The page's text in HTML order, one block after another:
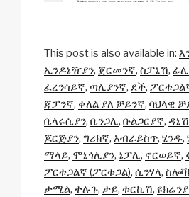
This post is also available in:
ኢንዶኔዥያን ጀርመንኛ ስፓኒሽ
ፈረንሳይኛ ጣሊያንኛ ደች
ጃፓንኛ ቀለል ያለ ቻይንኛ ባህላዊ
ቤላሩሲያን ቤንጋሊ ቡልጋርያኛ ዳኒሽ
ጆርጅያን ግሪክኛ እብራይስጥ ሂንዱ
ማላይ ሞኒጎሊያን ኔፓሊ ኖርወይኛ
ፖርቱጋልኛ (ፖርቱጋል) ሲንሃላ
ታሚል ተሉጉ ታይ ቱርኪሽ